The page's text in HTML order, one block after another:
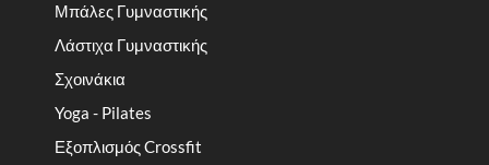
Μπάλες Γυμναστικής
Λάστιχα Γυμναστικής
Σχοινάκια
Yoga - Pilates
Εξοπλισμός Crossfit